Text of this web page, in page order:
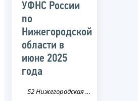
УФНС России
по
Нижегородской
области в
июне 2025
года
52 Нижегородская область